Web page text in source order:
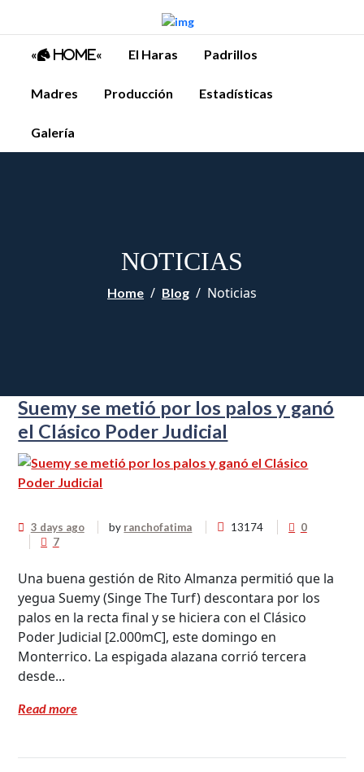
« Home« El Haras Padrillos
Madres Producción Estadísticas
Galería
NOTICIAS
Home Blog Noticias
Suemy se metió por los palos y ganó
el Clásico Poder Judicial
3 days ago by ranchofatima 13174
0
7
Una buena gestión de Rito Almanza permitió que la
yegua Suemy (Singe The Turf) descontara por los
palos en la recta final y se hiciera con el Clásico
Poder Judicial [2.000mC], este domingo en
Monterrico. La espigada alazana corrió tercera
desde...
Read more